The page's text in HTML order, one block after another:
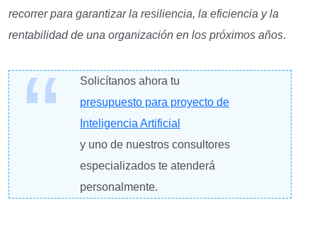
recorrer para garantizar la resiliencia, la eficiencia y la
rentabilidad de una organización en los próximos años.
Solicítanos ahora tu
presupuesto para proyecto de
Inteligencia Artificial
y uno de nuestros consultores
especializados te atenderá
personalmente.